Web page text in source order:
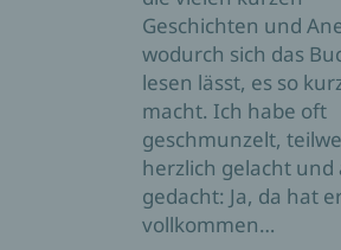
Geschichten und
wodurch sich das
lesen lässt, es so
macht. Ich habe oft
geschmunzelt,
herzlich gelacht und
gedacht: Ja, da hat
vollkommen…